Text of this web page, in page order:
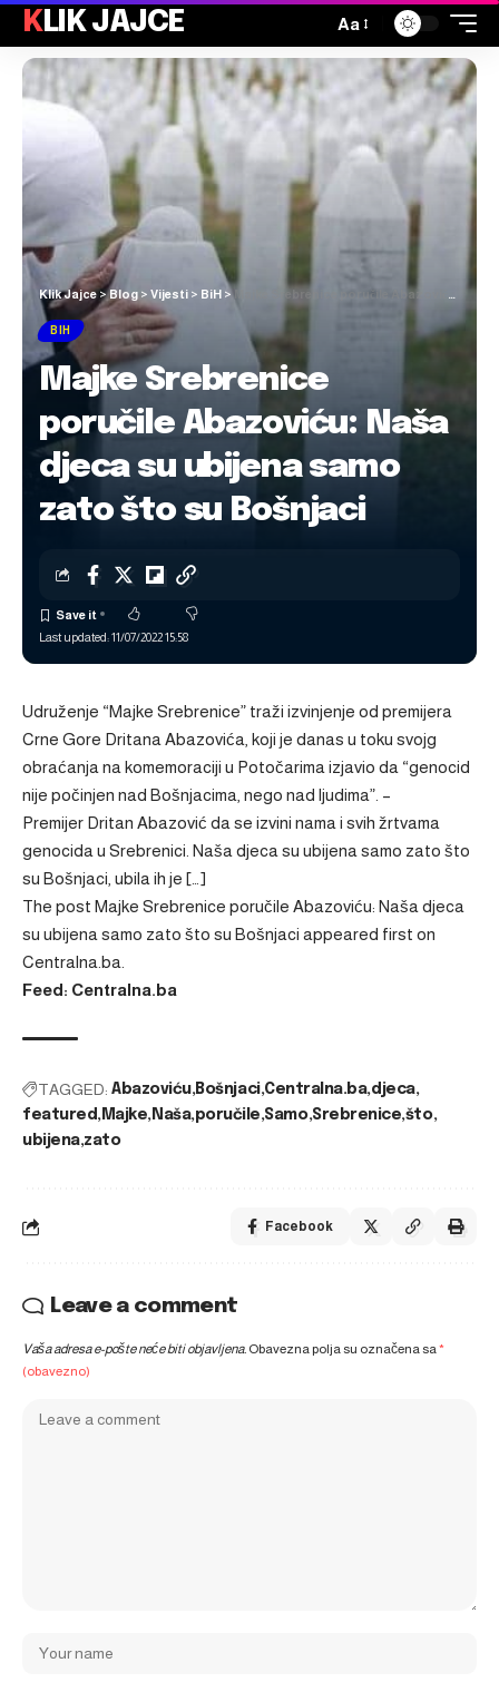
KLIK JAJCE Aa
Klik Jajce>Blog > Vijesti > BiH > Majke Srebrenice poručile Abazoviću: Naša djeca su ubijena samo zato što su Bošnjaci
BIH
Majke Srebrenice
poručile Abazoviću: Naša
djeca su ubijena samo
zato što su Bošnjaci
Last updated: 11/07/2022 15:58
Udruženje “Majke Srebrenice” traži izvinjenje od premijera
Crne Gore Dritana Abazovića, koji je danas u toku svojg
obraćanja na komemoraciji u Potočarima izjavio da “genocid
nije počinjen nad Bošnjacima, nego nad ljudima”. –
Premijer Dritan Abazović da se izvini nama i svih žrtvama
genocida u Srebrenici. Naša djeca su ubijena samo zato što
su Bošnjaci, ubila ih je […]
The post Majke Srebrenice poručile Abazoviću: Naša djeca
su ubijena samo zato što su Bošnjaci appeared first on
Centralna.ba
Feed: Centralna.ba
TAGGED: Abazoviću Bošnjaci Centralna.ba djeca
featured Majke Naša poručile Samo Srebrenice što
ubijena zato
Facebook
Leave a comment
Vaša adresa e-pošte neće biti objavljena. Obavezna polja su označena sa*
(obavezno)